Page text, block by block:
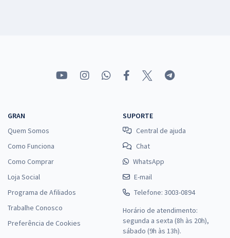
GRAN
Quem Somos
Como Funciona
Como Comprar
Loja Social
Programa de Afiliados
Trabalhe Conosco
Preferência de Cookies
SUPORTE
Central de ajuda
Chat
WhatsApp
E-mail
Telefone: 3003-0894
Horário de atendimento:
segunda a sexta (8h às 20h),
sábado (9h às 13h).